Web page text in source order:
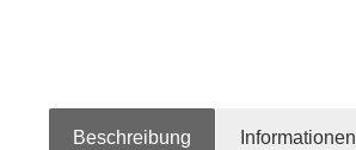
Beschreibung